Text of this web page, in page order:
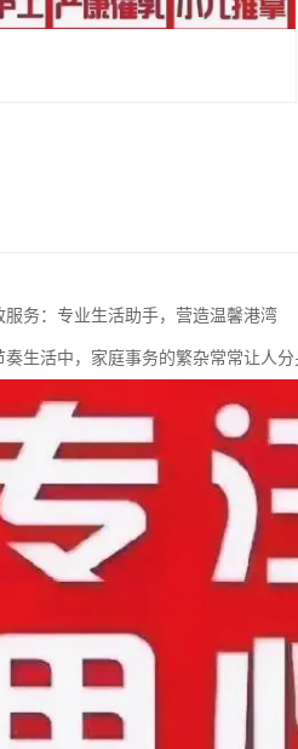
服务：专业生活助手，营造温馨港湾
生活中，家庭事务的繁杂常常让人分